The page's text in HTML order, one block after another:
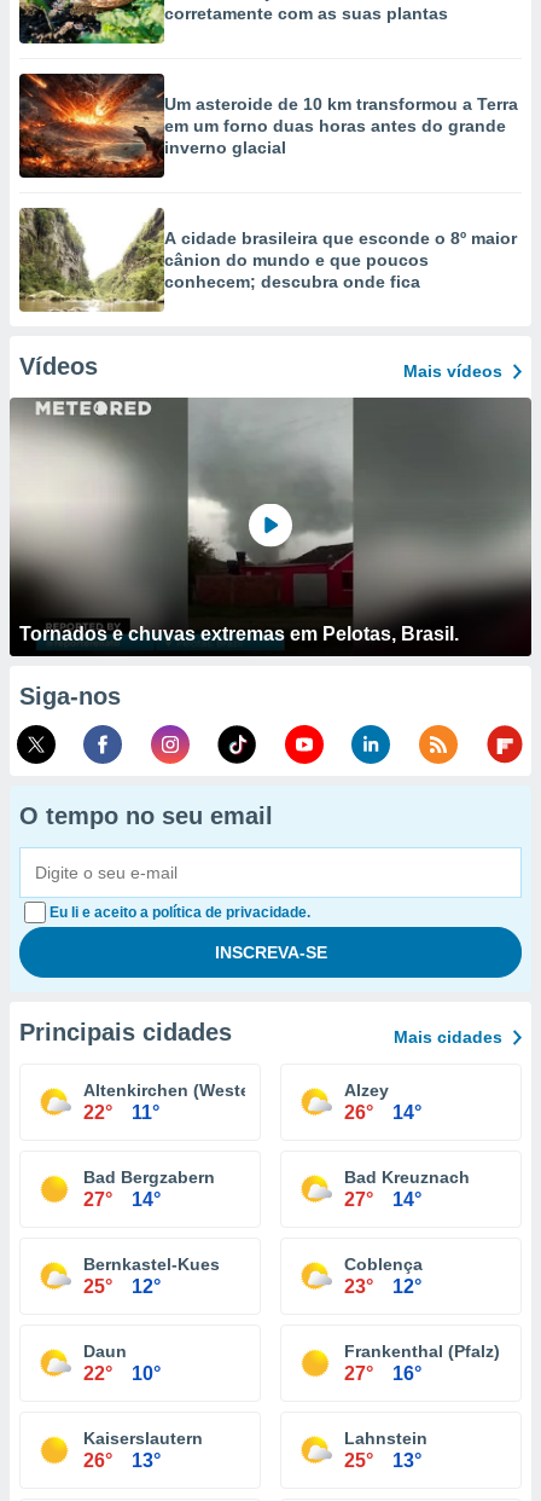
corretamente com as suas plantas
Um asteroide de 10 km transformou a Terra
em um forno duas horas antes do grande
inverno glacial
A cidade brasileira que esconde o 8º maior
cânion do mundo e que poucos
conhecem; descubra onde fica
Vídeos Mais vídeos
Tornados e chuvas extremas em Pelotas, Brasil.
Siga-nos
O tempo no seu email
Eu li e aceito a política de privacidade.
Principais cidades Mais cidades
Altenkirchen (Westerwald)
22° 11°
Alzey
26° 14°
Bad Bergzabern
27° 14°
Bad Kreuznach
27° 14°
Bernkastel-Kues
25° 12°
Coblença
23° 12°
Daun
22° 10°
Frankenthal (Pfalz)
27° 16°
Kaiserslautern
26° 13°
Lahnstein
25° 13°